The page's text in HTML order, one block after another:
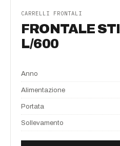
CARRELLI FRONTALI
FRONTALE
L/600
Anno
Alimentazione
Portata
Sollevamento